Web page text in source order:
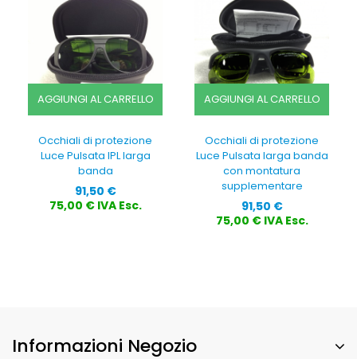
AGGIUNGI AL CARRELLO
Occhiali di protezione
Luce Pulsata IPL larga
banda
Prezzo
91,50 €
75,00 € IVA Esc.
AGGIUNGI AL CARRELLO
Occhiali di protezione
Luce Pulsata larga banda
con montatura
supplementare
Prezzo
91,50 €
75,00 € IVA Esc.
Informazioni Negozio